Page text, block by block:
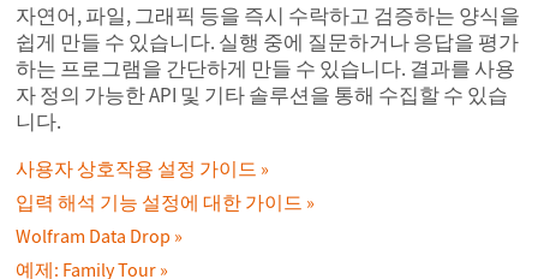
자연어, 파일, 그래픽 등을 즉시 수락하고 검증하는 양식을
쉽게 만들 수 있습니다. 실행 중에 질문하거나 응답을 평가
하는 프로그램을 간단하게 만들 수 있습니다. 결과를 사용
자 정의 가능한 API 및 기타 솔루션을 통해 수집할 수 있습
니다.
사용자 상호작용 설정 가이드
입력 해석 기능 설정에 대한 가이드
Wolfram Data Drop
예제: Family Tour